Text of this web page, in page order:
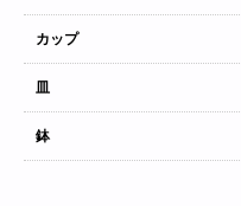
カップ
皿
鉢